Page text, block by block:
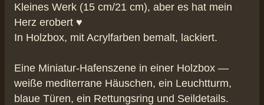
Kleines Werk (15 cm/21 cm), aber es hat mein
Herz erobert ♥️
In Holzbox, mit Acrylfarben bemalt, lackiert.
Eine Miniatur-Hafenszene in einer Holzbox —
weiße mediterrane Häuschen, ein Leuchtturm,
blaue Türen, ein Rettungsring und Seildetails.